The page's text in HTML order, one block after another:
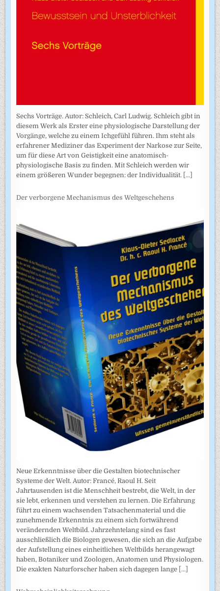
Sechs Vorträge. Autor: Schleich, Carl Ludwig. Schleich gibt in
diesem Werk als Erster eine physiologische Darstellung der
Vorgänge, welche zu einem Ichgefühl führen. Ihm steht als
erfahrener Mediziner das Experiment der Narkose zur Seite,
um für diese Art von Geistigkeit eine anatomisch-
physiologische Basis zu finden. Mit Schleich werden wir
einem größeren Wunder begegnen: der Individualität. [...]
Der verborgene Mechanismus des Weltgeschehens
Neue Erkenntnisse über die Gestalten biotechnischer
Systeme der Welt. Autor: Francé, Raoul H. Seit
Jahrtausenden ist die Menschheit bestrebt, die Welt, in der
sie lebt, erkennen und verstehen zu lernen. Die Erfahrung
führt zu einem wachsenden Tatsachenmaterial und die
zunehmende Erkenntnis zu einem sich fortwährend
verändernden Weltbild. Jahrzehntelang sind es fast
ausschließlich die Biologen gewesen, die sich an die Aufgabe
der Aufstellung eines einheitlichen Weltbilds herangewagt
haben, Botaniker und Zoologen, Anatomen und Physiologen.
Die exakten Naturforscher haben sich dagegen lange [...]